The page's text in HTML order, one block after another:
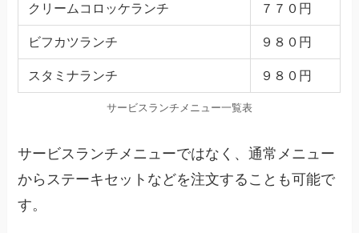
クリームコロッケランチ ７７０円
ビフカツランチ ９８０円
スタミナランチ ９８０円
サービスランチメニュー一覧表
サービスランチメニューではなく、通常メニュー
からステーキセットなどを注文することも可能で
す。